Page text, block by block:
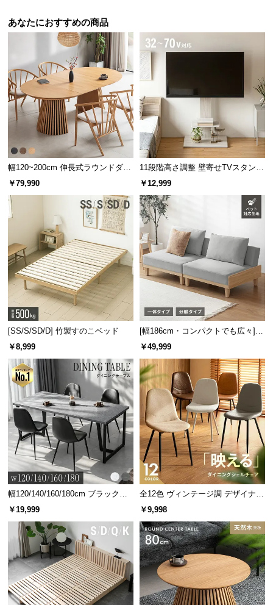
あなたにおすすめの商品
幅120~200cm 伸長式ラウンドダイ
ニングテーブル 6人掛け 天然木突
￥79,990
11段階高さ調整 壁寄せTVスタンド
キャスター付き 上下左右角度調節
￥12,999
[SS/S/SD/D] 竹製すのこベッド
￥8,999
[幅186cm・コンパクトでも広々] 3
人掛けソファベッド リクライニン
￥49,999
幅120/140/160/180cm ブラックフ
レーム ダイニング 大理石調 4人掛
￥19,999
全12色 ヴィンテージ調 デザイナー
ズシェルチェア
￥9,998